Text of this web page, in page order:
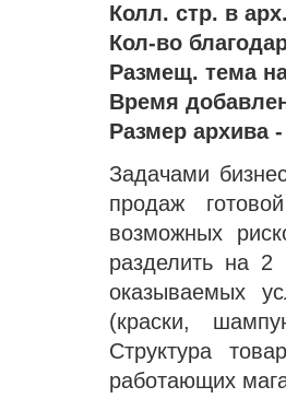
Колл. стр. в
Кол-во
Размещ. тема
Время
Размер архива
Задачами
продаж
возможных
разделить на 2
оказываемых
(краски,
Структура
работающих